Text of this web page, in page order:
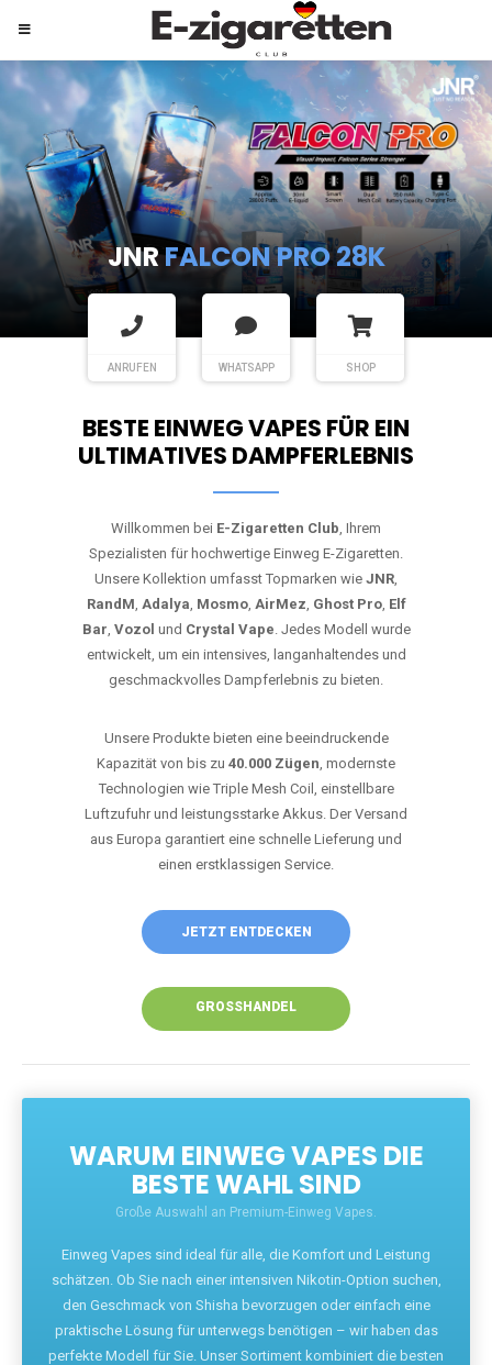
JNRSHISHA HOOKAH MAX
ANRUFEN WHATSAPP SHOP
BESTE EINWEG VAPES FÜR EIN
ULTIMATIVES DAMPFERLEBNIS
Willkommen bei E-Zigaretten Club, Ihrem
Spezialisten für hochwertige Einweg E-Zigaretten.
Unsere Kollektion umfasst Topmarken wie JNR,
RandM, Adalya, Mosmo, AirMez, Ghost Pro, Elf
Bar, Vozol und Crystal Vape. Jedes Modell wurde
entwickelt, um ein intensives, langanhaltendes und
geschmackvolles Dampferlebnis zu bieten.
Unsere Produkte bieten eine beeindruckende
Kapazität von bis zu 40.000 Zügen, modernste
Technologien wie Triple Mesh Coil, einstellbare
Luftzufuhr und leistungsstarke Akkus. Der Versand
aus Europa garantiert eine schnelle Lieferung und
einen erstklassigen Service.
JETZT ENTDECKEN
GROSSHANDEL
WARUM EINWEG VAPES DIE
BESTE WAHL SIND
Große Auswahl an Premium-Einweg Vapes.
Einweg Vapes sind ideal für alle, die Komfort und Leistung
schätzen. Ob Sie nach einer intensiven Nikotin-Option suchen,
den Geschmack von Shisha bevorzugen oder einfach eine
praktische Lösung für unterwegs benötigen – wir haben das
perfekte Modell für Sie. Unser Sortiment kombiniert die besten